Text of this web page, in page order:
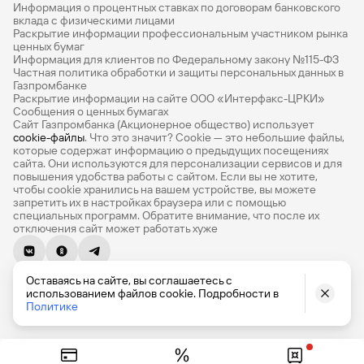
денежных средств - налоговый вычет на взнос (тип
«А», для счетов открытых до 31.12.2023г.) и
инвестиционный налоговый вычет в сумме
положительного финансового результата, полученного
по операциям, учитываемым на ИИС - налоговый вычет
на доход (тип «Б», для счетов открытых до 31.12.2023г.),
или комбинированный тип вычета на взнос и доход(тип
3, для счетов открытых с 01.01.2024г.). Налоговый вычет
на взнос (тип «А», тип 3) и налоговый вычет на доход
(тип «Б», тип 3) предоставляется Федеральной
налоговой службой России физическим лицам -
резидентам РФ в соответствии со статьей 219.1
Налогового Кодекса РФ. Налоговый вычет на взнос (тип
«А», тип 3) предоставляется при наличии официально
подтверждённого дохода с которого уплачивается
НДФЛ по основной налоговой базе в соответствии со
статьей 210 Налогового Кодекса РФ. Сумма налогового
вычета может меняться в зависимости от срока
пользования продуктом и сумм ежегодных взносов.
При выборе налогового вычета на взнос (тип «А», тип 3)
Федеральная налоговая служба России возвращает
физическому лицу – налоговому резиденту РФ,
Дебетовые карты с бесплатным обслуживанием
Все накопительные счета
Банковские вклады на 3 месяца
Вклады с высоким процентом
Калькулятор вкладов
Виртуальные карты
Премиум
Private
РКО
ВЭД
Депозиты для бизнеса
Эквайринг
Информация о процентных ставках по договорам банковского
вклада с физическими лицами
Раскрытие информации профессиональным участником рынка
ценных бумаг
Информация для клиентов по Федеральному закону №115-ФЗ
Частная политика обработки и защиты персональных данных в
Газпромбанке
Раскрытие информации на сайте ООО «Интерфакс-ЦРКИ»
Сообщения о ценных бумагах
Сайт Газпромбанка (Акционерное общество) использует
cookie-файлы. Что это значит? Сookie — это небольшие файлы,
которые содержат информацию о предыдущих посещениях
сайта. Они используются для персонализации сервисов и для
повышения удобства работы с сайтом. Если вы не хотите,
чтобы сookie хранились на вашем устройстве, вы можете
запретить их в настройках браузера или с помощью
специальных программ. Обратите внимание, что после их
отключения сайт может работать хуже
© 1990-2026, Банк ГПБ (АО) Генеральная лицензия Банка
России № 354
English version
Оставаясь на сайте, вы соглашаетесь с
использованием файлов cookie. Подробности в
Политике